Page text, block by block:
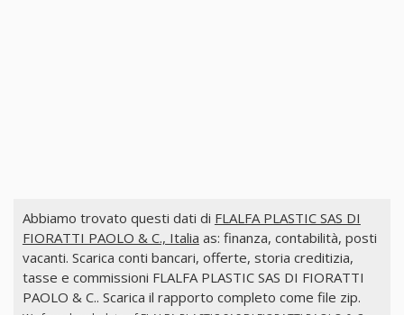
Abbiamo trovato questi dati di FLALFA PLASTIC SAS DI
FIORATTI PAOLO & C., Italia as: finanza, contabilità, posti
vacanti. Scarica conti bancari, offerte, storia creditizia,
tasse e commissioni FLALFA PLASTIC SAS DI FIORATTI
PAOLO & C.. Scarica il rapporto completo come file zip.